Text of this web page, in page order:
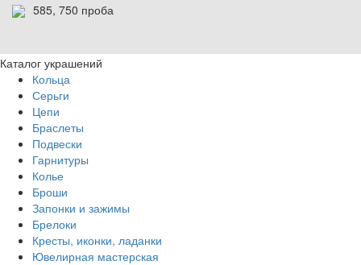
585, 750 проба
Каталог украшений
Кольца
Серьги
Цепи
Браслеты
Подвески
Гарнитуры
Колье
Броши
Запонки и зажимы
Брелоки
Кресты, иконки, ладанки
Ювелирная мастерская